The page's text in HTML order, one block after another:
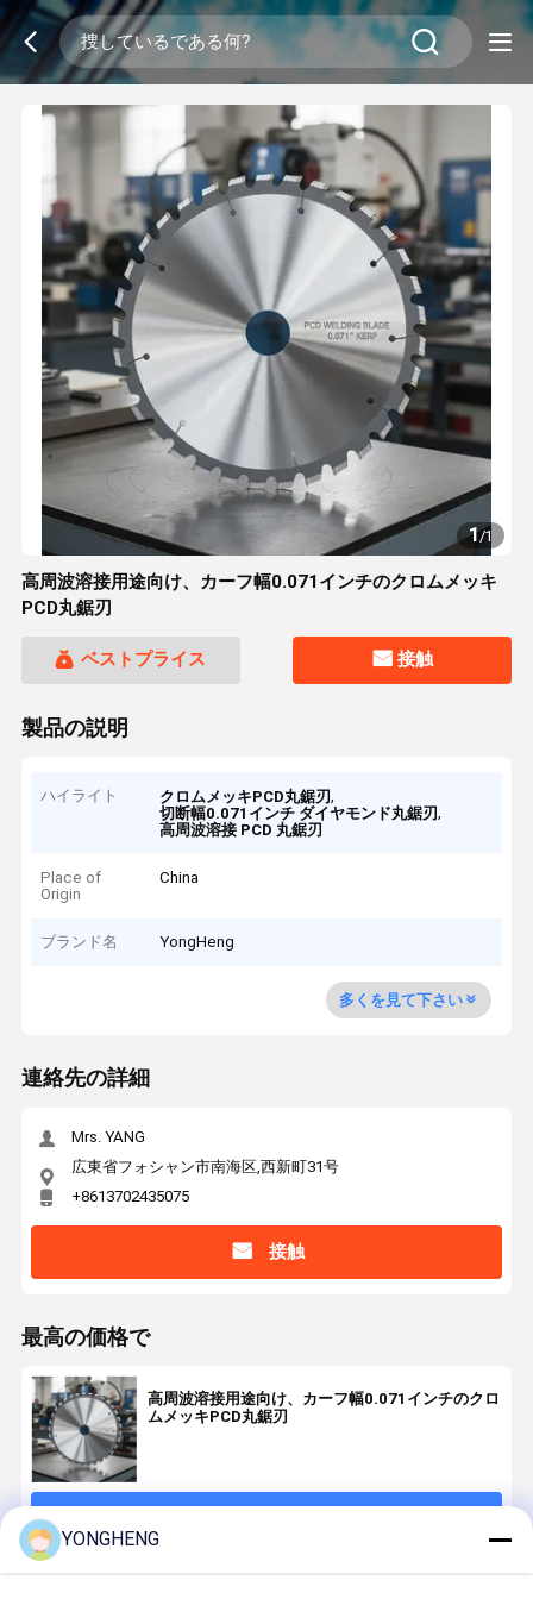
1/1
高周波溶接用途向け、カーフ幅0.071インチのクロムメッキ
PCD丸鋸刃
ベストプライス 接触
製品の説明
ハイライト クロムメッキPCD丸鋸刃,
切断幅0.071インチ ダイヤモンド丸鋸刃,
高周波溶接 PCD 丸鋸刃
Place of
Origin
China
ブランド名 YongHeng
多くを見て下さい
連絡先の詳細
Mrs. YANG
広東省フォシャン市南海区,西新町31号
+8613702435075
接触
最高の価格で
高周波溶接用途向け、カーフ幅0.071インチのクロ
ムメッキPCD丸鋸刃
YONGHENG